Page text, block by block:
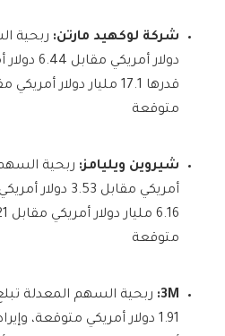
شركة لوكهيد مارتن:
دولار
متوقعة
شيروين ويليامز:
أمريكي مقابل
متوقعة
3M: